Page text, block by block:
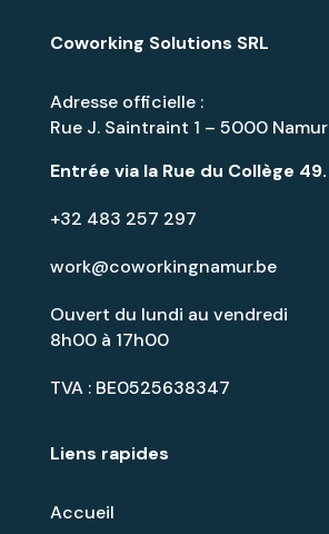
Liens rapides
Accueil
Coworking Solutions SRL
Adresse officielle :
Rue J. Saintraint 1 – 5000 Namur
Entrée via la Rue du Collège 49.
+32 483 257 297
work@coworkingnamur.be
Ouvert du lundi au vendredi
8h00 à 17h00
TVA : BE0525638347